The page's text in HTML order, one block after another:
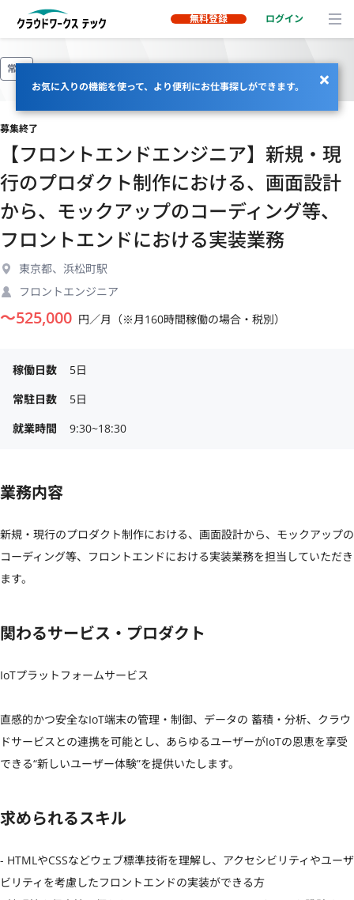
無料登録 ログイン
お気に入りの機能を使って、より便利にお仕事探しができます。
常駐
募集終了
【フロントエンドエンジニア】新規・現
行のプロダクト制作における、画面設計
から、モックアップのコーディング等、
フロントエンドにおける実装業務
東京都、浜松町駅
フロントエンジニア
〜525,000 円／月（※月160時間稼働の場合・税別）
稼働日数
5日
常駐日数
5日
就業時間
9:30~18:30
業務内容
新規・現行のプロダクト制作における、画面設計から、モックアップの
コーディング等、フロントエンドにおける実装業務を担当していただき
ます。
関わるサービス・プロダクト
IoTプラットフォームサービス
直感的かつ安全なIoT端末の管理・制御、データの 蓄積・分析、クラウ
ドサービスとの連携を可能とし、あらゆるユーザーがIoTの恩恵を享受
できる“新しいユーザー体験”を提供いたします。
求められるスキル
- HTMLやCSSなどウェブ標準技術を理解し、アクセシビリティやユーザ
ビリティを考慮したフロントエンドの実装ができる方